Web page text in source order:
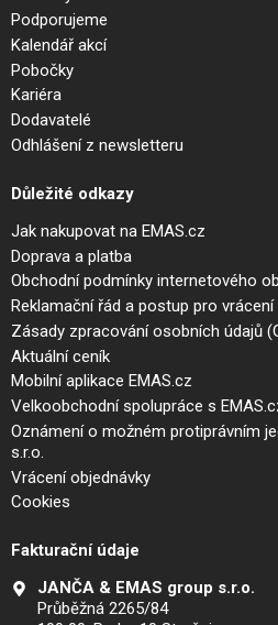
Podporujeme
Kalendář akcí
Pobočky
Kariéra
Dodavatelé
Odhlášení z newsletteru
Důležité odkazy
Jak nakupovat na EMAS.cz
Doprava a platba
Obchodní podmínky internetového
Reklamační řád a postup pro
Zásady zpracování osobních údajů
Aktuální ceník
Mobilní aplikace EMAS.cz
Velkoobchodní spolupráce s
Oznámení o možném protiprávním
s.r.o.
Vrácení objednávky
Cookies
Fakturační údaje
JANČA & EMAS group s.r.o.
Průběžná 2265/84